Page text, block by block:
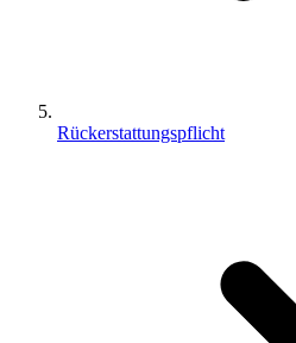
Rückerstattungspflicht